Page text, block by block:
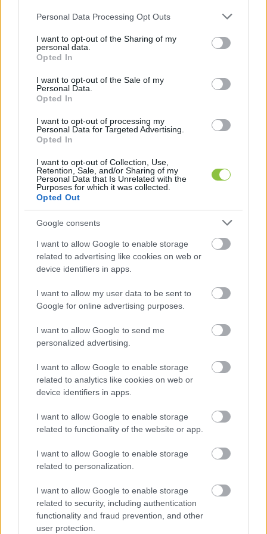
Please note that this website/app uses one or more Google
not limited to your visit or usage behaviour. You may click to
grant or deny consent to Google and its third-party tags to
use your data for below specified purposes in below Google
consent section.
Personal Data Processing Opt Outs
I want to opt-out of the Sharing of my
personal data.
Opted In
I want to opt-out of the Sale of my
Personal Data.
Opted In
I want to opt-out of processing my
Personal Data for Targeted Advertising.
Opted In
I want to opt-out of Collection, Use,
Retention, Sale, and/or Sharing of my
Personal Data that Is Unrelated with the
Purposes for which it was collected.
Opted Out
Google consents
I want to allow Google to enable storage
related to advertising like cookies on web or
device identifiers in apps.
I want to allow my user data to be sent to
Google for online advertising purposes.
I want to allow Google to send me
personalized advertising.
I want to allow Google to enable storage
related to analytics like cookies on web or
device identifiers in apps.
I want to allow Google to enable storage
related to functionality of the website or app.
I want to allow Google to enable storage
related to personalization.
I want to allow Google to enable storage
related to security, including authentication
functionality and fraud prevention, and other
user protection.
Szlovákia bejelentkezett az új
Tesla-gyár helyszínének
Robert Fico szlovák kormányfő a világ leggazdagabb és
egyeztetett, miután másfél hete sürgősségi találkozót
2025. 02. 21.
Szlovákia lehet a helyszíne egy
esetleges orosz-ukrán
tárgyalásnak – Fico ezt ajánlotta
Putyinnak a találkozójukon